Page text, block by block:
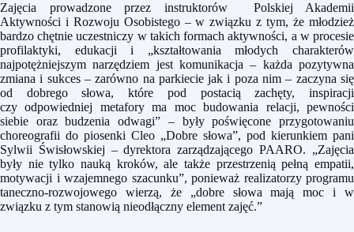
Zajęcia prowadzone przez instruktorów Polskiej Akademii
Aktywności i Rozwoju Osobistego – w związku z tym, że młodzież
bardzo chętnie uczestniczy w takich formach aktywności, a w procesie
profilaktyki, edukacji i „kształtowania młodych charakterów
najpotężniejszym narzędziem jest komunikacja – każda pozytywna
zmiana i sukces – zarówno na parkiecie jak i poza nim – zaczyna się
od dobrego słowa, które pod postacią zachęty, inspiracji
czy odpowiedniej metafory ma moc budowania relacji, pewności
siebie oraz budzenia odwagi” – były poświęcone przygotowaniu
choreografii do piosenki Cleo „Dobre słowa”, pod kierunkiem pani
Sylwii Świsłowskiej – dyrektora zarządzającego PAARO. „Zajęcia
były nie tylko nauką kroków, ale także przestrzenią pełną empatii,
motywacji i wzajemnego szacunku”, ponieważ realizatorzy programu
taneczno-rozwojowego wierzą, że „dobre słowa mają moc i w
związku z tym stanowią nieodłączny element zajęć.”